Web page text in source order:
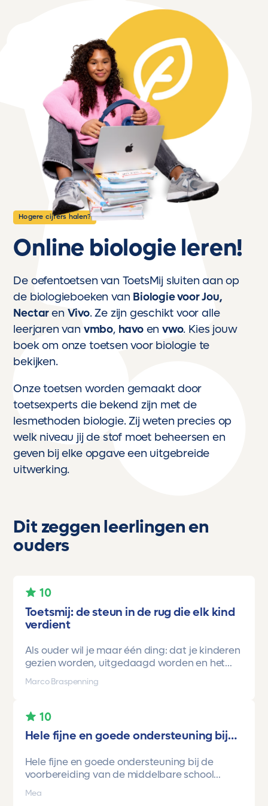
Hogere cijfers halen?
Online biologie leren!
De oefentoetsen van ToetsMij sluiten aan op
de biologieboeken van Biologie voor Jou,
Nectaren Vivo. Ze zijn geschikt voor alle
leerjaren van vmbo, havoenvwo. Kies jouw
boek om onze toetsen voor biologie te
bekijken.
Onze toetsen worden gemaakt door
toetsexperts die bekend zijn met de
lesmethoden biologie. Zij weten precies op
welk niveau jij de stof moet beheersen en
geven bij elke opgave een uitgebreide
uitwerking.
Dit zeggen leerlingen en
ouders
10
Toetsmij: de steun in de rug die elk kind
verdient
Als ouder wil je maar één ding: dat je kinderen
gezien worden, uitgedaagd worden en het
vertrouwen krijgen dat ze méér kunnen dan ze
zelf soms denken. Voor ons is Toetsmij daarin
kader. Een lieve, slimme meid, maar soms
toetsen van Toetsmij.....helder, betrouwbaar,
precies op niveau en altijd met ruimte om te
groeien kreeg ze stap voor stap het
Marco Braspenning
10
Hele fijne en goede ondersteuning bij…
Hele fijne en goede ondersteuning bij de
voorbereiding van de middelbare school
toetsen. Havo/vwo brugjaren gebruik
gemaakt van Toetsmij. Realistische toetsen.
Mea